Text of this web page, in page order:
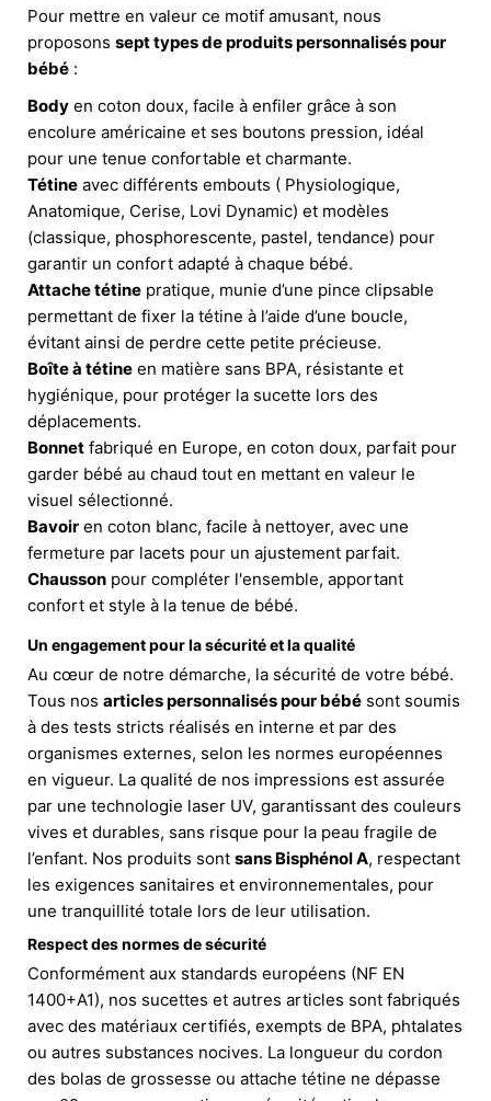
Pour mettre en valeur ce motif amusant, nous
proposons sept types de produits personnalisés pour
bébé :
Body en coton doux, facile à enfiler grâce à son
encolure américaine et ses boutons pression, idéal
pour une tenue confortable et charmante.
Tétine avec différents embouts ( Physiologique,
Anatomique, Cerise, Lovi Dynamic) et modèles
(classique, phosphorescente, pastel, tendance) pour
garantir un confort adapté à chaque bébé.
Attache tétine pratique, munie d’une pince clipsable
permettant de fixer la tétine à l’aide d’une boucle,
évitant ainsi de perdre cette petite précieuse.
Boîte à tétine en matière sans BPA, résistante et
hygiénique, pour protéger la sucette lors des
déplacements.
Bonnet fabriqué en Europe, en coton doux, parfait pour
garder bébé au chaud tout en mettant en valeur le
visuel sélectionné.
Bavoir en coton blanc, facile à nettoyer, avec une
fermeture par lacets pour un ajustement parfait.
Chausson pour compléter l'ensemble, apportant
confort et style à la tenue de bébé.
Un engagement pour la sécurité et la qualité
Au cœur de notre démarche, la sécurité de votre bébé.
Tous nos articles personnalisés pour bébé sont soumis
à des tests stricts réalisés en interne et par des
organismes externes, selon les normes européennes
en vigueur. La qualité de nos impressions est assurée
par une technologie laser UV, garantissant des couleurs
vives et durables, sans risque pour la peau fragile de
l’enfant. Nos produits sont sans Bisphénol A, respectant
les exigences sanitaires et environnementales, pour
une tranquillité totale lors de leur utilisation.
Respect des normes de sécurité
Conformément aux standards européens (NF EN
1400+A1), nos sucettes et autres articles sont fabriqués
avec des matériaux certifiés, exempts de BPA, phtalates
ou autres substances nocives. La longueur du cordon
des bolas de grossesse ou attache tétine ne dépasse